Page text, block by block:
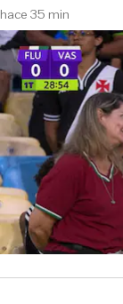
hace 35 min